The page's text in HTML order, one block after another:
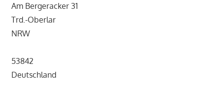
Am Bergeracker 31
Trd.-Oberlar
NRW
53842
Deutschland